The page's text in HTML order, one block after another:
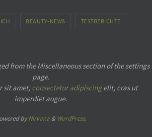
BEAUTY-NEWS TESTBERICHTE
from the Miscellaneous section of the settings
page.
sit amet, consectetur adipiscingelit, cras ut
imperdiet augue.
byNirvana& WordPress.